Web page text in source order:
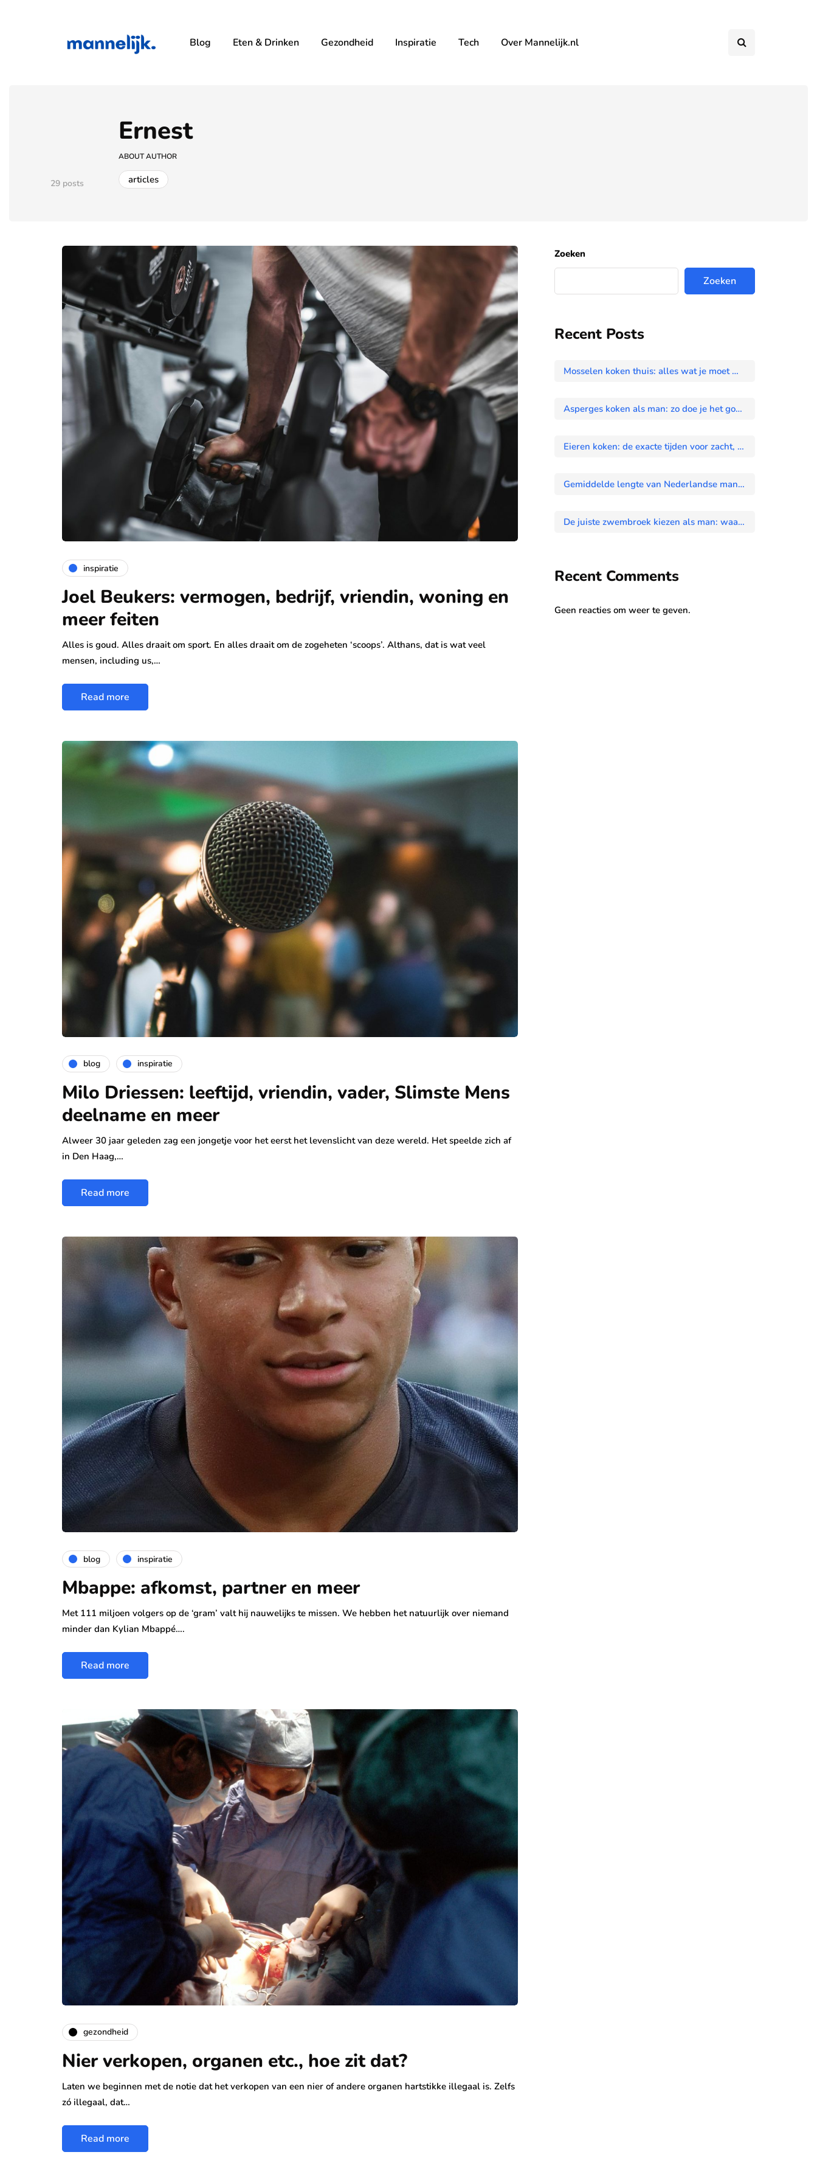
Blog Eten & Drinken Gezondheid Inspiratie Tech Over Mannelijk.nl
29 posts
Ernest
ABOUT AUTHOR
articles
inspiratie
Joel Beukers: vermogen, bedrijf, vriendin, woning en
meer feiten
Alles is goud. Alles draait om sport. En alles draait om de zogeheten ‘scoops’. Althans, dat is wat veel
mensen, including us,…
Read more
blog inspiratie
Milo Driessen: leeftijd, vriendin, vader, Slimste Mens
deelname en meer
Alweer 30 jaar geleden zag een jongetje voor het eerst het levenslicht van deze wereld. Het speelde zich af
in Den Haag,…
Read more
blog inspiratie
Mbappe: afkomst, partner en meer
Met 111 miljoen volgers op de ‘gram’ valt hij nauwelijks te missen. We hebben het natuurlijk over niemand
minder dan Kylian Mbappé….
Read more
gezondheid
Nier verkopen, organen etc., hoe zit dat?
Laten we beginnen met de notie dat het verkopen van een nier of andere organen hartstikke illegaal is. Zelfs
zó illegaal, dat…
Read more
Zoeken
Zoeken
Recent Posts
Mosselen koken thuis: alles wat je moet weten voor een geslaagde pot
Asperges koken als man: zo doe je het goed en wat eet je erbij?
Eieren koken: de exacte tijden voor zacht, halfzacht en hardgekookt
Gemiddelde lengte van Nederlandse mannen: wat zeggen de cijfers echt?
De juiste zwembroek kiezen als man: waar moet je op letten?
Recent Comments
Geen reacties om weer te geven.